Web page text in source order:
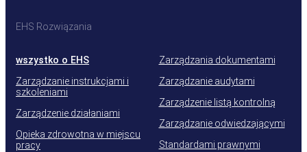
EHS Rozwiązania
wszystko o EHS
Zarządzanie instrukcjami i
szkoleniami
Zarządzenie działaniami
Opieka zdrowotna w miejscu
pracy
Zarządzania dokumentami
Zarządzanie audytami
Zarządzenie listą kontrolną
Zarządzanie odwiedzającymi
Standardami prawnymi